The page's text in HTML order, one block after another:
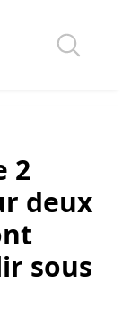
2
deux
sous